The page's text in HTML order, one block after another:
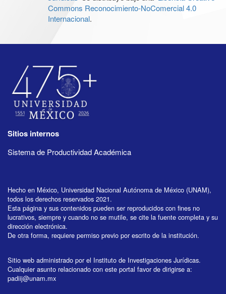
Commons Reconocimiento-NoComercial 4.0
Internacional.
Sitios internos
Sistema de Productividad Académica
Hecho en México, Universidad Nacional Autónoma de México (UNAM),
todos los derechos reservados 2021.
Esta página y sus contenidos pueden ser reproducidos con fines no
lucrativos, siempre y cuando no se mutile, se cite la fuente completa y su
dirección electrónica.
De otra forma, requiere permiso previo por escrito de la institución.
Sitio web administrado por el Instituto de Investigaciones Jurídicas.
Cualquier asunto relacionado con este portal favor de dirigirse a:
padiij@unam.mx